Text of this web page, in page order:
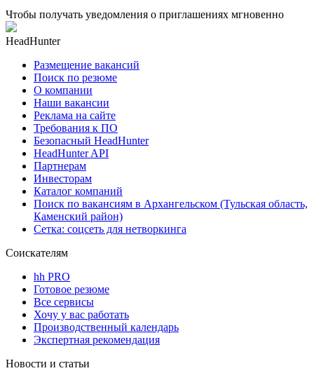
Чтобы получать уведомления о приглашениях мгновенно
HeadHunter
Размещение вакансий
Поиск по резюме
О компании
Наши вакансии
Реклама на сайте
Требования к ПО
Безопасный HeadHunter
HeadHunter API
Партнерам
Инвесторам
Каталог компаний
Поиск по вакансиям в Архангельском (Тульская область,
Каменский район)
Сетка: соцсеть для нетворкинга
Соискателям
hh PRO
Готовое резюме
Все сервисы
Хочу у вас работать
Производственный календарь
Экспертная рекомендация
Новости и статьи